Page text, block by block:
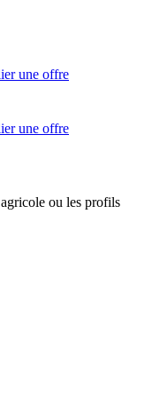
une offre
une offre
ou les profils